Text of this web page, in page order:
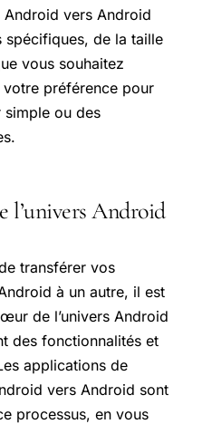
vers Android
de la taille
vous souhaitez
préférence pour
simple ou des
l’univers Android
transférer vos
à un autre, il est
de l’univers Android
des fonctionnalités et
applications de
vers Android sont
processus, en vous